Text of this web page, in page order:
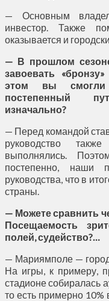
— Основным
инвестор. Также
оказывается и
— В прошлом
завоевать
этом вы смогли
постепенный
изначально?
— Перед командой
руководство
выполнялись.
постепенно, наши
руководства, что в
страны.
— Можете сравнить
Посещаемость
полей, судейство?…
— Мариямполе —
На игры, к примеру,
стадионе собиралась
то есть примерно